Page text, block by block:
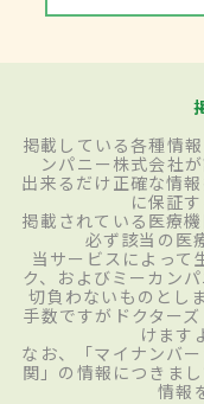
掲載している各種情
ンパニー株式会社
出来るだけ正確な情
に保証
掲載されている医療
必ず該当の医
当サービスによって
ク、およびミーカン
切負わないものとし
手数ですがドクター
けます
なお、「マイナンバ
関」の情報につきま
情報